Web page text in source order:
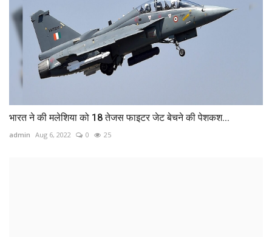
भारत ने की मलेशिया को 18 तेजस फाइटर जेट बेचने की पेशकश...
admin Aug 6, 2022 0 25